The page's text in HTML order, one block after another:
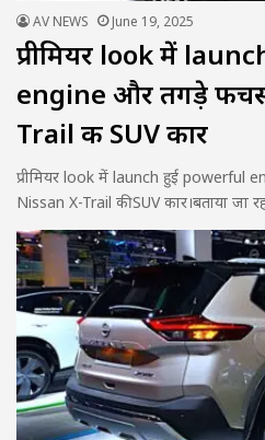
AV NEWS June 19, 2025
प्रीमियर look में
engine और तगड़े
Trail की SUV कार
प्रीमियर look में launch हुई powerful
Nissan X-Trail की SUV कार।बताया जा